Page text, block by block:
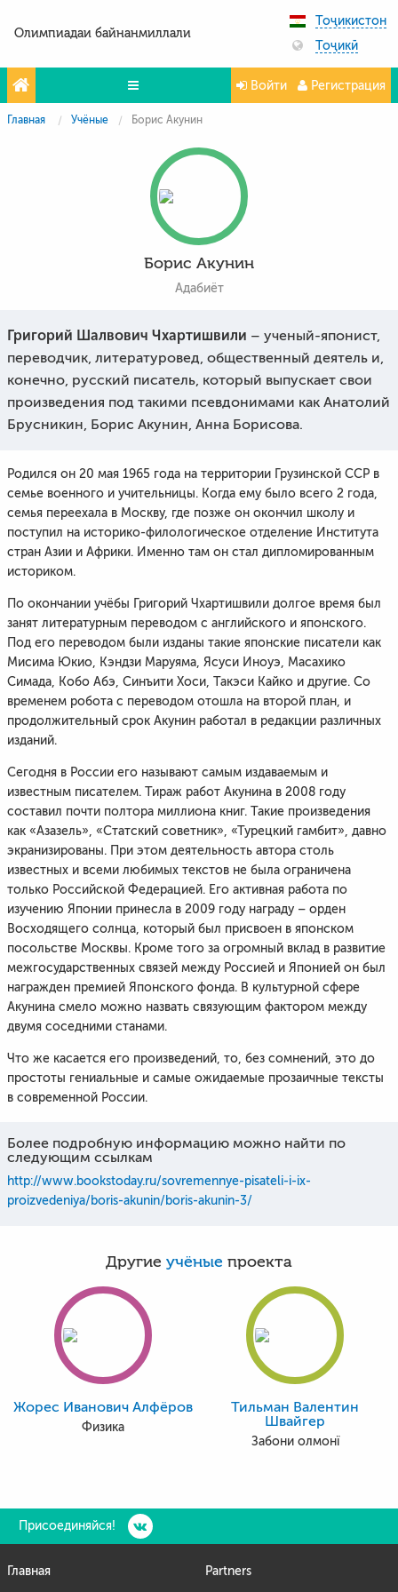
Олимпиадаи байнанмиллали
Тоҷикистон
Тоҷикӣ
Олимпиада
Войти Регистрация
Главная Учёные Борис Акунин
Борис Акунин
Адабиёт
Григорий Шалвович Чхартишвили – ученый-японист,
переводчик, литературовед, общественный деятель и,
конечно, русский писатель, который выпускает свои
произведения под такими псевдонимами как Анатолий
Брусникин, Борис Акунин, Анна Борисова.
Родился он 20 мая 1965 года на территории Грузинской ССР в
семье военного и учительницы. Когда ему было всего 2 года,
семья переехала в Москву, где позже он окончил школу и
поступил на историко-филологическое отделение Института
стран Азии и Африки. Именно там он стал дипломированным
историком.
По окончании учёбы Григорий Чхартишвили долгое время был
занят литературным переводом с английского и японского.
Под его переводом были изданы такие японские писатели как
Мисима Юкио, Кэндзи Маруяма, Ясуси Иноуэ, Масахико
Симада, Кобо Абэ, Синъити Хоси, Такэси Кайко и другие. Со
временем робота с переводом отошла на второй план, и
продолжительный срок Акунин работал в редакции различных
изданий.
Сегодня в России его называют самым издаваемым и
известным писателем. Тираж работ Акунина в 2008 году
составил почти полтора миллиона книг. Такие произведения
как «Азазель», «Статский советник», «Турецкий гамбит», давно
экранизированы. При этом деятельность автора столь
известных и всеми любимых текстов не была ограничена
только Российской Федерацией. Его активная работа по
изучению Японии принесла в 2009 году награду – орден
Восходящего солнца, который был присвоен в японском
посольстве Москвы. Кроме того за огромный вклад в развитие
межгосударственных связей между Россией и Японией он был
награжден премией Японского фонда. В культурной сфере
Акунина смело можно назвать связующим фактором между
двумя соседними станами.
Что же касается его произведений, то, без сомнений, это до
простоты гениальные и самые ожидаемые прозаичные тексты
в современной России.
Более подробную информацию можно найти по
следующим ссылкам
http://www.bookstoday.ru/sovremennye-pisateli-i-ix-
proizvedeniya/boris-akunin/boris-akunin-3/
Другие учёные проекта
Жорес Иванович Алфёров
Физика
Тильман Валентин
Швайгер
Забони олмонї
Присоединяйся!
Главная Partners